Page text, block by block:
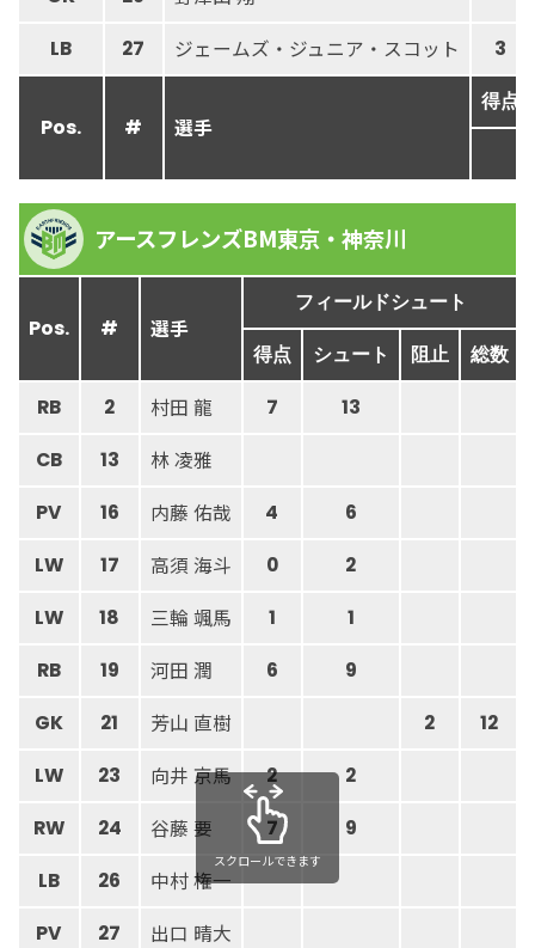
LB 27 ジェームズ・ジュニア・スコット 3
Pos. # 選手
得点
アースフレンズBM東京・神奈川
Pos. # 選手
フィールドシュート
得点 シュート 阻止 総数
RB 2 村田 龍 7 13
CB 13 林 凌雅
PV 16 内藤 佑哉 4 6
LW 17 高須 海斗 0 2
LW 18 三輪 颯馬 1 1
RB 19 河田 潤 6 9
GK 21 芳山 直樹 2 12
LW 23 向井 京馬 2 2
RW 24 谷藤 要 7 9
LB 26 中村 権一
PV 27 出口 晴大
スクロールできます